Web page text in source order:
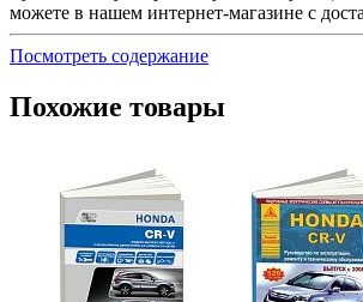
можете в нашем интернет-магазине с
Посмотреть содержание
Похожие товары